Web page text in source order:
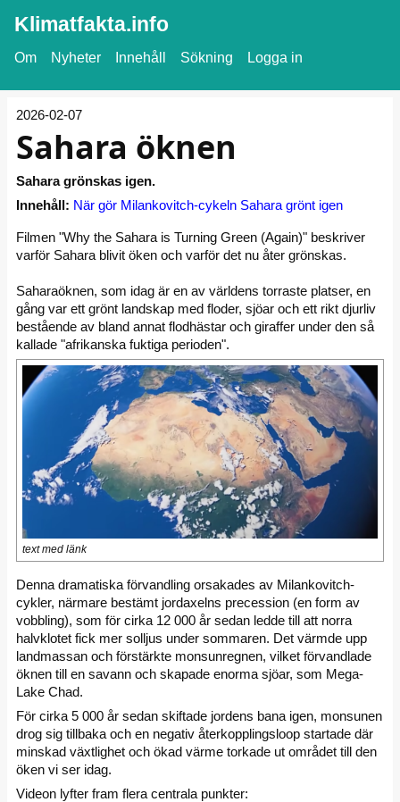
Klimatfakta.info
Om Nyheter Innehåll Sökning Logga in
2026-02-07
Sahara öknen
Sahara grönskas igen.
Innehåll: När gör Milankovitch-cykeln Sahara grönt igen
Filmen "Why the Sahara is Turning Green (Again)" beskriver
varför Sahara blivit öken och varför det nu åter grönskas.
Saharaöknen, som idag är en av världens torraste platser, en
gång var ett grönt landskap med floder, sjöar och ett rikt djurliv
bestående av bland annat flodhästar och giraffer under den så
kallade "afrikanska fuktiga perioden".
text med länk
Denna dramatiska förvandling orsakades av Milankovitch-
cykler, närmare bestämt jordaxelns precession (en form av
vobbling), som för cirka 12 000 år sedan ledde till att norra
halvklotet fick mer solljus under sommaren. Det värmde upp
landmassan och förstärkte monsunregnen, vilket förvandlade
öknen till en savann och skapade enorma sjöar, som Mega-
Lake Chad.
För cirka 5 000 år sedan skiftade jordens bana igen, monsunen
drog sig tillbaka och en negativ återkopplingsloop startade där
minskad växtlighet och ökad värme torkade ut området till den
öken vi ser idag.
Videon lyfter fram flera centrala punkter: